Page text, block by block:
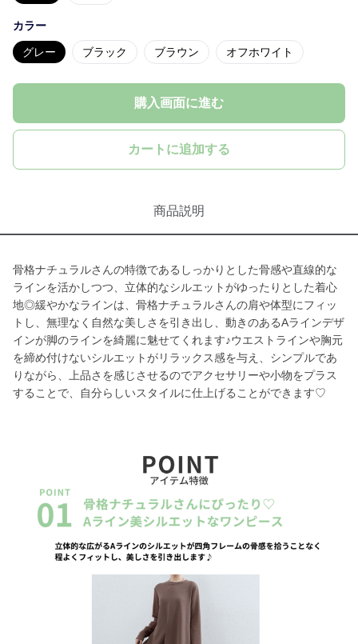
カラー
グレー ブラック ブラウン オフホワイト
購入画面に進む
カートに追加する
商品説明
骨格ナチュラルさんの特徴であるしっかりとした骨感や直線的な
ラインを活かしつつ、立体的なシルエットがゆったりとした着心
地◎緩やかなラインは、骨格ナチュラルさんの肩や体型にフィッ
トし、無理なく自然な美しさを引き出し、動きのあるAラインデザ
インが脚のラインを綺麗に魅せてくれます♪ウエストラインや胸元
を締め付けないシルエットがリラックス感を与え、シンプルであ
りながら、上品さを感じさせるのでアクセサリーや小物をプラス
することで、自分らしいスタイルに仕上げることができます♡